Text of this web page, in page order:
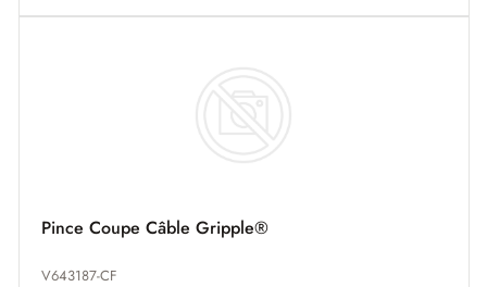
Pince Coupe Câble Gripple®
V643187-CF